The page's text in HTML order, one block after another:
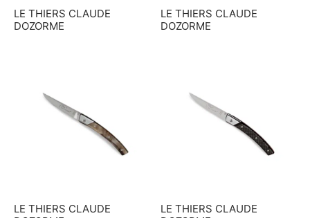
LE THIERS CLAUDE
DOZORME
LE THIERS CLAUDE
DOZORME
LE THIERS CLAUDE
LE THIERS CLAUDE